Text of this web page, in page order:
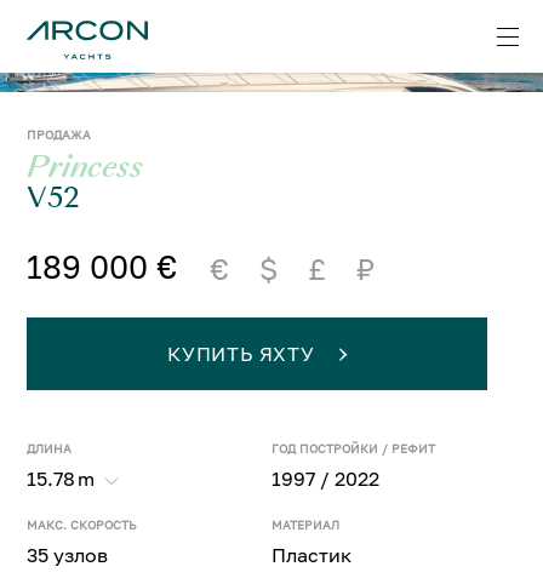
ПРОДАЖА
Princess
V52
189 000 € € $ £ ₽
ДЛИНА
15.78 m
ГОД ПОСТРОЙКИ / РЕФИТ
1997 / 2022
МАКС. СКОРОСТЬ
35 узлов
МАТЕРИАЛ
Пластик
КУПИТЬ ЯХТУ